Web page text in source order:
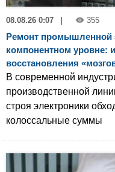
08.08.26 0:07 355
Ремонт промышленной
компонентном уровне:
восстановления
В современной
производственной
строя электроники
колоссальные суммы